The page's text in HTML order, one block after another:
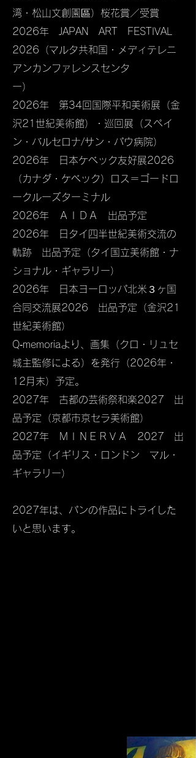
湾・松山文創園區）桜花賞／受賞
2026年 JAPAN ART FESTIVAL
2026（マルタ共和国・メディテレニ
アンカンファレンスセンタ
ー）
2026年 第34回国際平和美術展（金
沢21世紀美術館）・巡回展（スペイ
ン・バルセロナ/サン・パウ病院）
​2026年 日本ケべック友好展2026
（カナダ・ケべック）ロス＝ゴードロ
ークルーズターミナル
2026年 ＡＩＤＡ 出品予定
2026年 日タイ四半世紀美術交流の
軌跡 出品予定（タイ国立美術館・ナ
ショナル・ギャラリー）
2026年 日本ヨーロッパ北米３ヶ国
合同交流展2026 出品予定（金沢21
世紀美術館）
Q‐memoriaより、画集（クロ・リュセ
城主監修による）を発行（2026年・
12月末）予定。
2027年 古都の芸術祭和楽2027 出
品予定（京都市京セラ美術館）
2027年 ＭＩＮＥＲＶＡ 2027 出
品予定（イギリス・ロンドン マル・
ギャラリー）
​2027年は、パンの作品にトライした
いと思います。